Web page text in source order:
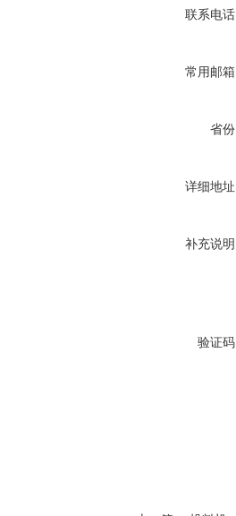
联系电
常用邮
省
详细地
补充说
验证